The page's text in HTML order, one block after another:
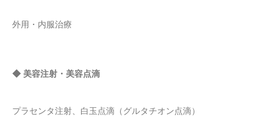
外用・内服治療
◆ 美容注射・美容点滴
プラセンタ注射、白玉点滴（グルタチオン点滴）